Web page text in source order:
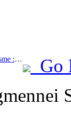
Prev:Ministère de la Culture et du Tourisme : Mettre l’accent à la fois sur l’offre et la demande pour orienter les activités de consommation culturelle et touristique ainsi que les voyages.
Go